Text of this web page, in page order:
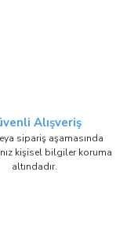
Alışveriş
sipariş aşamasında
kişisel bilgiler koruma
altındadır.